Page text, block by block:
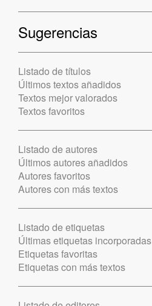
Sugerencias
Listado de títulos
Últimos textos añadidos
Textos mejor valorados
Textos favoritos
Listado de autores
Últimos autores añadidos
Autores favoritos
Autores con más textos
Listado de etiquetas
Últimas etiquetas incorporadas
Etiquetas favoritas
Etiquetas con más textos